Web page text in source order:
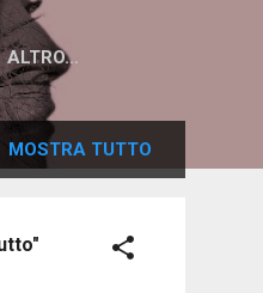
ALTRO…
MOSTRA TUTTO